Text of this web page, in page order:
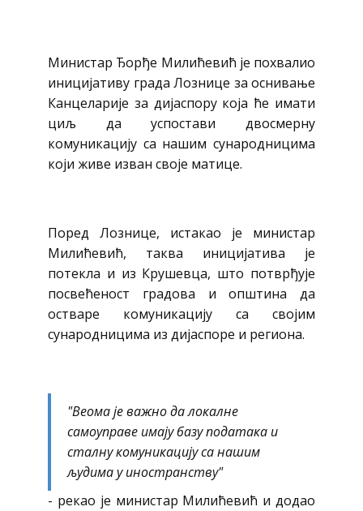
Министар Ђорђе Милићевић је похвалио
иницијативу града Лознице за оснивање
Канцеларије за дијаспору која ће имати
циљ да успостави двосмерну
комуникацију са нашим сународницима
који живе изван своје матице.
Поред Лознице, истакао је министар
Милићевић, таква иницијатива је
потекла и из Крушевца, што потврђује
посвећеност градова и општина да
остваре комуникацију са својим
сународницима из дијаспоре и региона.
"Веома је важно да локалне
самоуправе имају базу података и
сталну комуникацију са нашим
људима у иностранству"
- рекао је министар Милићевић и додао